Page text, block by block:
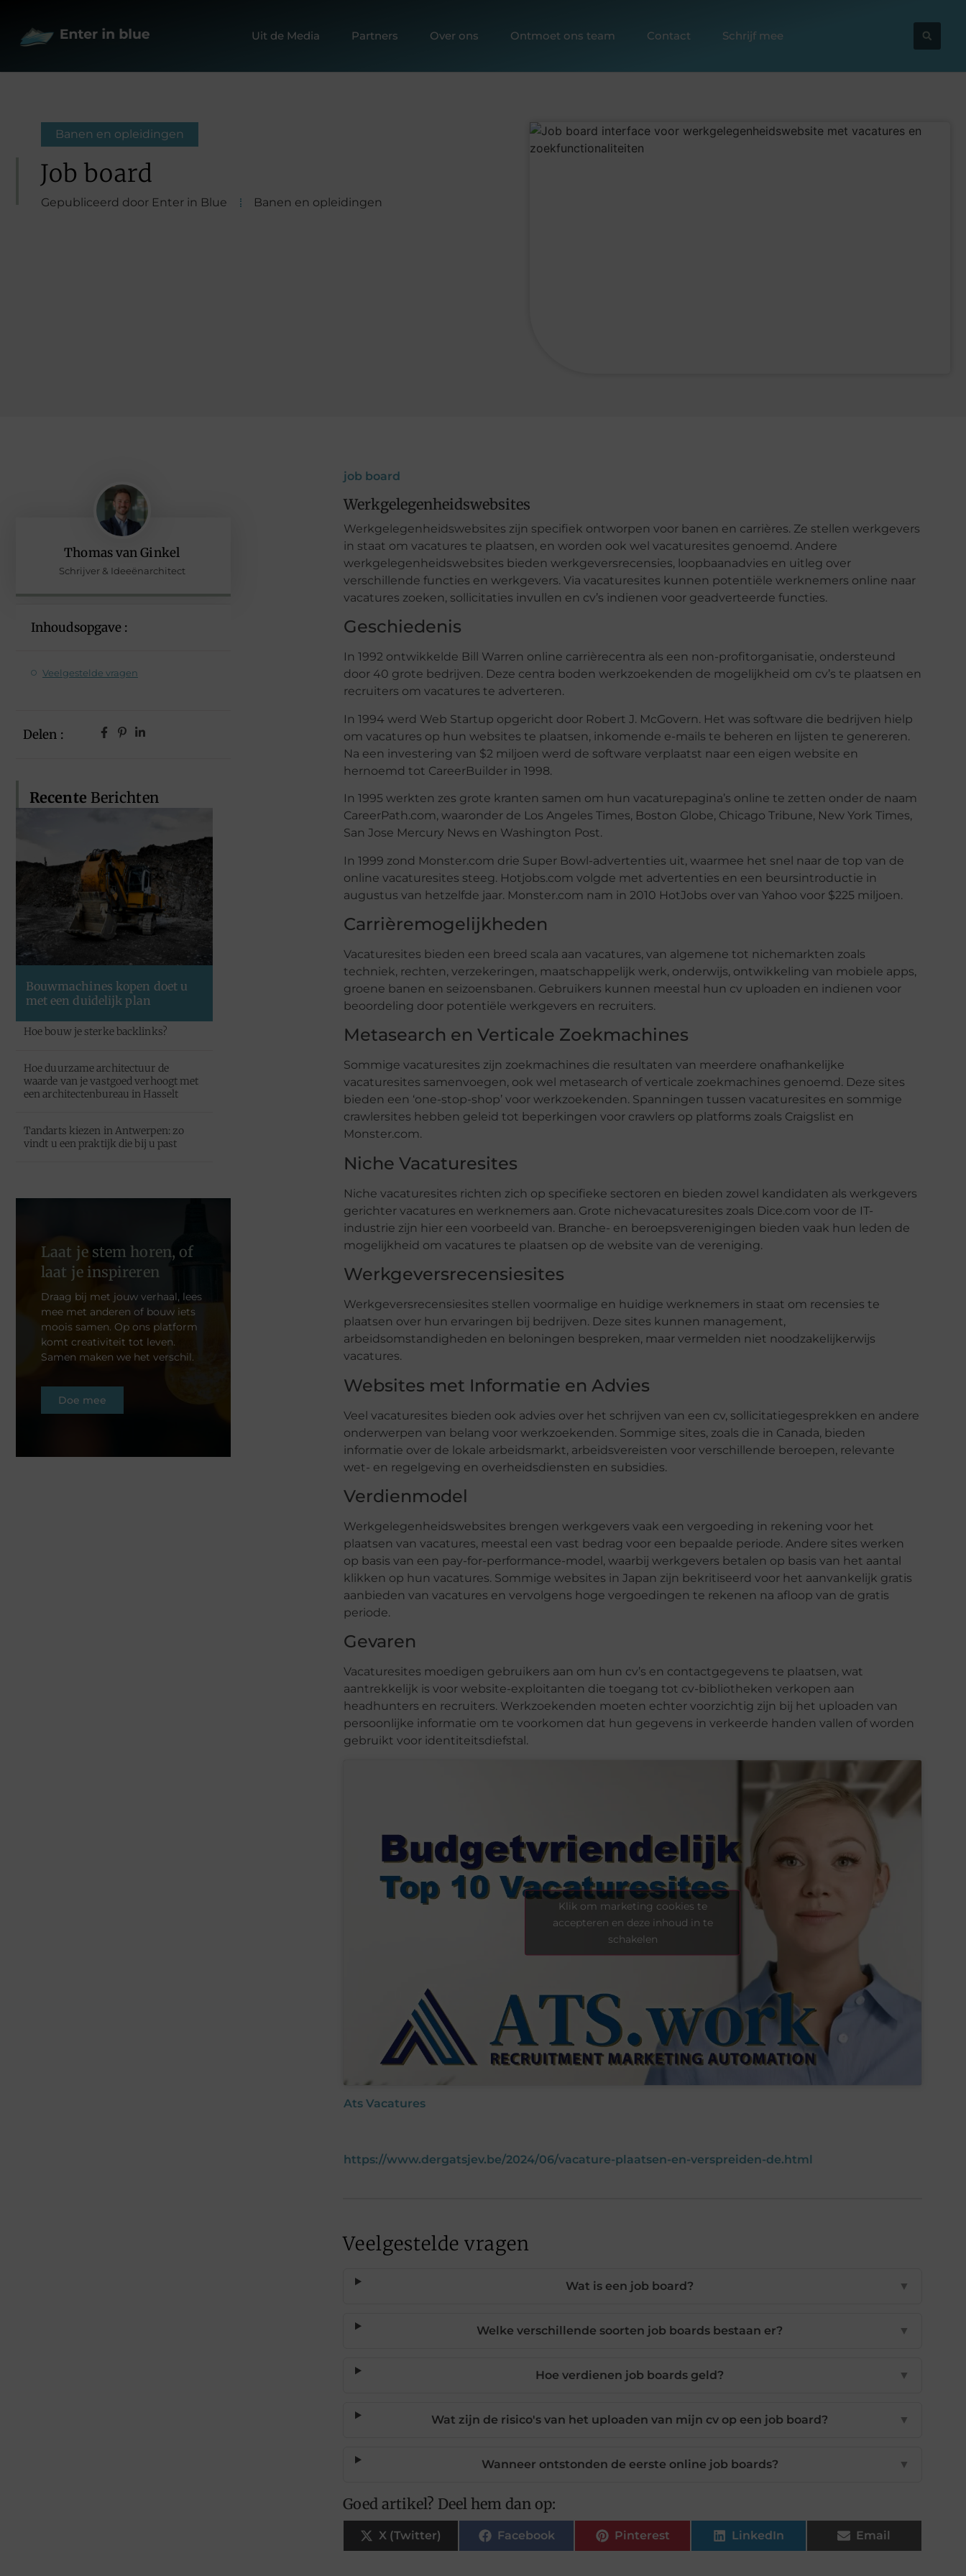
Uit de Media Partners Over ons Ontmoet ons team Contact Schrijf mee
Banen en opleidingen
Job board
Gepubliceerd door Enter in Blue Banen en opleidingen
Thomas van Ginkel
Schrijver & Ideeënarchitect
Inhoudsopgave :
Veelgestelde vragen
Delen :
Recente Berichten
Bouwmachines kopen doet u
met een duidelijk plan
Hoe bouw je sterke backlinks?
Hoe duurzame architectuur de
waarde van je vastgoed verhoogt met
een architectenbureau in Hasselt
Tandarts kiezen in Antwerpen: zo
vindt u een praktijk die bij u past
Laat je stem horen, of
laat je inspireren
Draag bij met jouw verhaal, lees
mee met anderen of bouw iets
moois samen. Op ons platform
komt creativiteit tot leven.
Samen maken we het verschil.
Doe mee
job board
Werkgelegenheidswebsites
Werkgelegenheidswebsites zijn specifiek ontworpen voor banen en carrières. Ze stellen werkgevers
in staat om vacatures te plaatsen, en worden ook wel vacaturesites genoemd. Andere
werkgelegenheidswebsites bieden werkgeversrecensies, loopbaanadvies en uitleg over
verschillende functies en werkgevers. Via vacaturesites kunnen potentiële werknemers online naar
vacatures zoeken, sollicitaties invullen en cv’s indienen voor geadverteerde functies.
Geschiedenis
In 1992 ontwikkelde Bill Warren online carrièrecentra als een non-profitorganisatie, ondersteund
door 40 grote bedrijven. Deze centra boden werkzoekenden de mogelijkheid om cv’s te plaatsen en
recruiters om vacatures te adverteren.
In 1994 werd Web Startup opgericht door Robert J. McGovern. Het was software die bedrijven hielp
om vacatures op hun websites te plaatsen, inkomende e-mails te beheren en lijsten te genereren.
Na een investering van $2 miljoen werd de software verplaatst naar een eigen website en
hernoemd tot CareerBuilder in 1998.
In 1995 werkten zes grote kranten samen om hun vacaturepagina’s online te zetten onder de naam
CareerPath.com, waaronder de Los Angeles Times, Boston Globe, Chicago Tribune, New York Times,
San Jose Mercury News en Washington Post.
In 1999 zond Monster.com drie Super Bowl-advertenties uit, waarmee het snel naar de top van de
online vacaturesites steeg. Hotjobs.com volgde met advertenties en een beursintroductie in
augustus van hetzelfde jaar. Monster.com nam in 2010 HotJobs over van Yahoo voor $225 miljoen.
Carrièremogelijkheden
Vacaturesites bieden een breed scala aan vacatures, van algemene tot nichemarkten zoals
techniek, rechten, verzekeringen, maatschappelijk werk, onderwijs, ontwikkeling van mobiele apps,
groene banen en seizoensbanen. Gebruikers kunnen meestal hun cv uploaden en indienen voor
beoordeling door potentiële werkgevers en recruiters.
Metasearch en Verticale Zoekmachines
Sommige vacaturesites zijn zoekmachines die resultaten van meerdere onafhankelijke
vacaturesites samenvoegen, ook wel metasearch of verticale zoekmachines genoemd. Deze sites
bieden een ‘one-stop-shop’ voor werkzoekenden. Spanningen tussen vacaturesites en sommige
crawlersites hebben geleid tot beperkingen voor crawlers op platforms zoals Craigslist en
Monster.com.
Niche Vacaturesites
Niche vacaturesites richten zich op specifieke sectoren en bieden zowel kandidaten als werkgevers
gerichter vacatures en werknemers aan. Grote nichevacaturesites zoals Dice.com voor de IT-
industrie zijn hier een voorbeeld van. Branche- en beroepsverenigingen bieden vaak hun leden de
mogelijkheid om vacatures te plaatsen op de website van de vereniging.
Werkgeversrecensiesites
Werkgeversrecensiesites stellen voormalige en huidige werknemers in staat om recensies te
plaatsen over hun ervaringen bij bedrijven. Deze sites kunnen management,
arbeidsomstandigheden en beloningen bespreken, maar vermelden niet noodzakelijkerwijs
vacatures.
Websites met Informatie en Advies
Veel vacaturesites bieden ook advies over het schrijven van een cv, sollicitatiegesprekken en andere
onderwerpen van belang voor werkzoekenden. Sommige sites, zoals die in Canada, bieden
informatie over de lokale arbeidsmarkt, arbeidsvereisten voor verschillende beroepen, relevante
wet- en regelgeving en overheidsdiensten en subsidies.
Verdienmodel
Werkgelegenheidswebsites brengen werkgevers vaak een vergoeding in rekening voor het
plaatsen van vacatures, meestal een vast bedrag voor een bepaalde periode. Andere sites werken
op basis van een pay-for-performance-model, waarbij werkgevers betalen op basis van het aantal
klikken op hun vacatures. Sommige websites in Japan zijn bekritiseerd voor het aanvankelijk gratis
aanbieden van vacatures en vervolgens hoge vergoedingen te rekenen na afloop van de gratis
periode.
Gevaren
Vacaturesites moedigen gebruikers aan om hun cv’s en contactgegevens te plaatsen, wat
aantrekkelijk is voor website-exploitanten die toegang tot cv-bibliotheken verkopen aan
headhunters en recruiters. Werkzoekenden moeten echter voorzichtig zijn bij het uploaden van
persoonlijke informatie om te voorkomen dat hun gegevens in verkeerde handen vallen of worden
gebruikt voor identiteitsdiefstal.
Klik om marketing cookies te
accepteren en deze inhoud in te
schakelen
Ats Vacatures
https://www.dergatsjev.be/2024/06/vacature-plaatsen-en-verspreiden-de.html
Veelgestelde vragen
Wat is een job board? ▼
Welke verschillende soorten job boards bestaan er? ▼
Hoe verdienen job boards geld? ▼
Wat zijn de risico's van het uploaden van mijn cv op een job board? ▼
Wanneer ontstonden de eerste online job boards? ▼
Goed artikel? Deel hem dan op:
X (Twitter) Facebook Pinterest LinkedIn Email